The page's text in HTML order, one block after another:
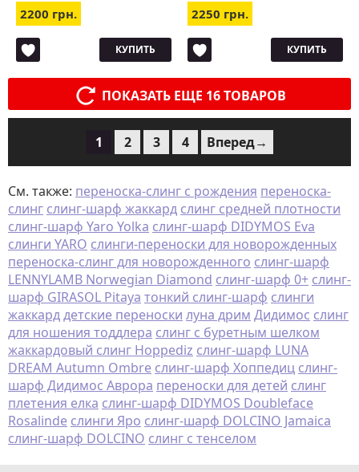
2200 грн.
КУПИТЬ
2250 грн.
КУПИТЬ
ПОКАЗАТЬ ЕЩЕ 16 ТОВАРОВ
1 2 3 4 Вперед→
См. также: переноска-слинг с рождения переноска-
слинг слинг-шарф жаккард слинг средней плотности
слинг-шарф Yaro Yolka слинг-шарф DIDYMOS Eva
слинги YARO слинги-переноски для новорожденных
переноска-слинг для новорожденного слинг-шарф
LENNYLAMB Norwegian Diamond слинг-шарф 0+ слинг-
шарф GIRASOL Pitaya тонкий слинг-шарф слинги
жаккарддетские переноски луна дрим Дидимос слинг
для ношения тоддлера слинг с буретным шелком
жаккардовый слинг Hoppediz слинг-шарф LUNA
DREAM Autumn Ombre слинг-шарф Хоппедиц слинг-
шарф Дидимос Аврора переноски для детей слинг
плетения елка слинг-шарф DIDYMOS Doubleface
Rosalinde слинги Яро слинг-шарф DOLCINO Jamaica
слинг-шарф DOLCINO слинг с тенселом